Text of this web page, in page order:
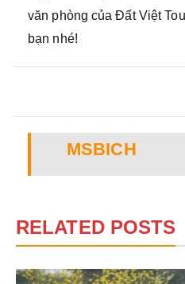
văn phòng của Đất Việt
bạn nhé!
MSBICH
RELATED POSTS